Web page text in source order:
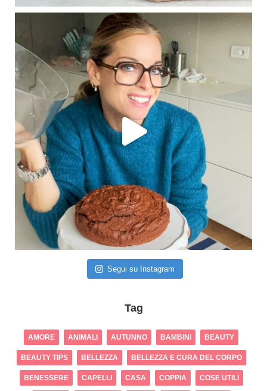
Segui su Instagram
Tag
AMORE ANIMALI AUTUNNO BAMBINI BEAUTY
BEAUTY TIPS BELLEZZA BELLEZZA E CURA DEL CORPO
BENESSERE CAPELLI CASA COPPIA COSE UTILI